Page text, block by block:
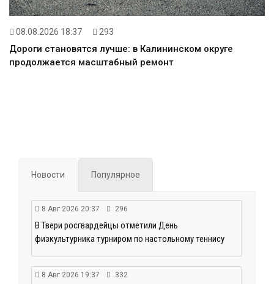
08.08.2026 18:37 293
Дороги становятся лучше: в Калининском округе
продолжается масштабный ремонт
Новости Популярное
8 Авг 2026 20:37 296
В Твери росгвардейцы отметили День
физкультурника турниром по настольному теннису
8 Авг 2026 19:37 332